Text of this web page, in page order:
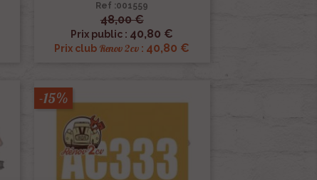
Ref :001559
48,00 €
Prix public : 40,80 €
Prix club Renov 2cv : 40,80 €
 Aperçu rapide
-15%